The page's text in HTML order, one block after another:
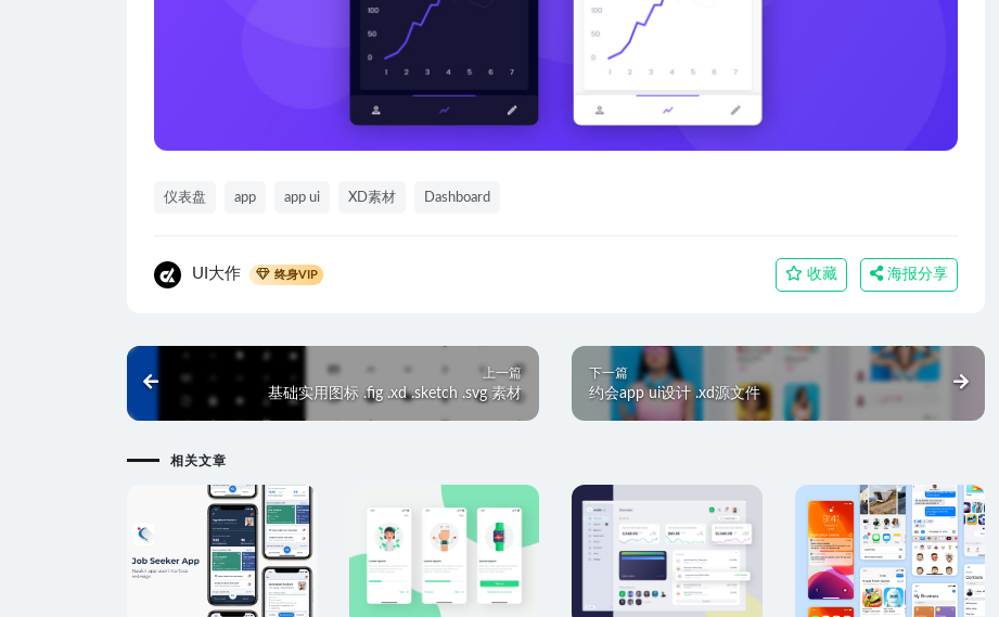
仪表盘 app app ui XD素材 Dashboard
UI大作 终身VIP 收藏 海报分享
上一篇
基础实用图标 .fig .xd .sketch .svg 素材
下一篇
约会app ui设计 .xd源文件
相关文章